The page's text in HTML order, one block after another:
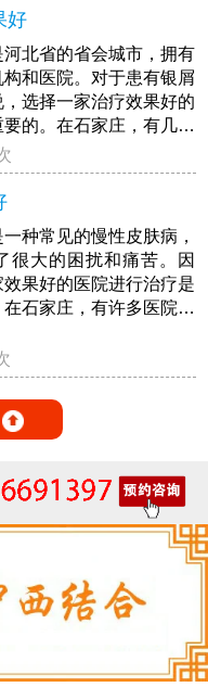
好
北省的省会城市，拥有
和医院。对于患有银屑
选择一家治疗效果好的
的。在石家庄，有几家
疗方面表现出色。
常见的慢性皮肤病，
很大的困扰和痛苦。因
果好的医院进行治疗是
石家庄，有许多医院提